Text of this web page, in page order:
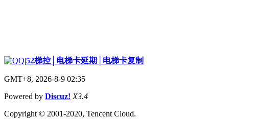
|52梯控│电梯卡延期│电梯卡复制
GMT+8, 2026-8-9 02:35
Powered by Discuz! X3.4
Copyright © 2001-2020, Tencent Cloud.